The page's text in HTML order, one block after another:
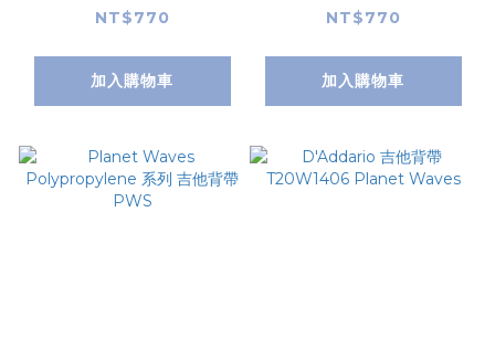
Planet Waves
NT$770
加入購物車
P20S1503 Planet
NT$770
加入購物車